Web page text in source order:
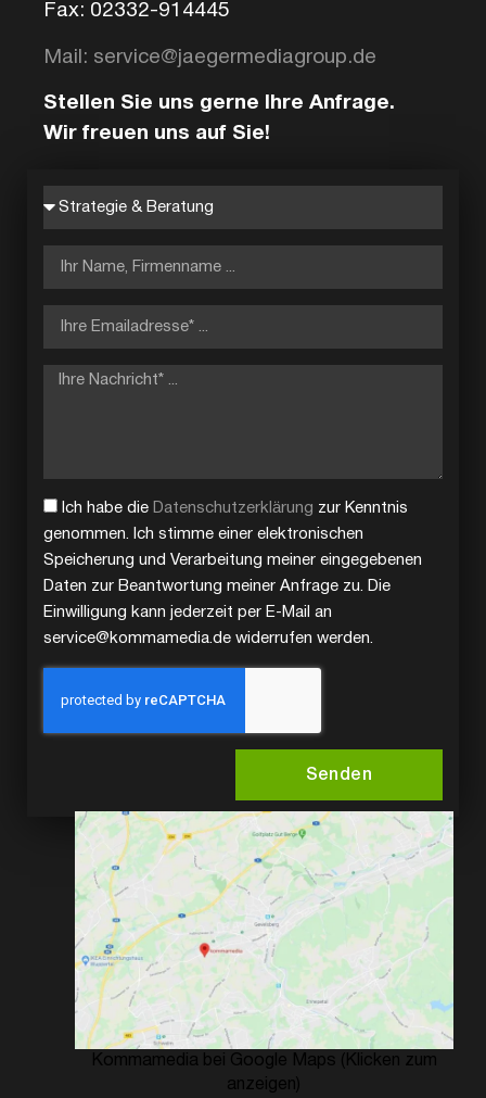
Fax: 02332-914445
Mail: service@jaegermediagroup.de
Stellen Sie uns gerne Ihre Anfrage.
Wir freuen uns auf Sie!
Ich habe die Datenschutzerklärung zur Kenntnis
genommen. Ich stimme einer elektronischen
Speicherung und Verarbeitung meiner eingegebenen
Daten zur Beantwortung meiner Anfrage zu. Die
Einwilligung kann jederzeit per E-Mail an
service@kommamedia.de widerrufen werden.
Senden
Kommamedia bei Google Maps (Klicken zum
anzeigen)